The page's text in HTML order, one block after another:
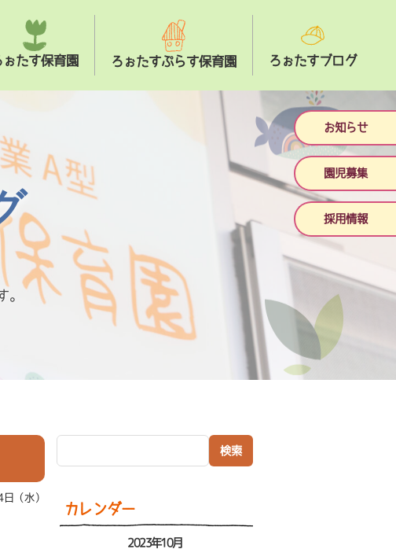
お知らせ
園児募集
採用情報
ぉたす保育園 ろぉたすぷらす保育園 ろぉたすブログ
。
カレンダー
2023年10月
（水）